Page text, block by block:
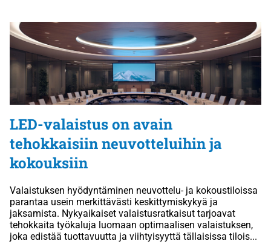
LED-valaistus on avain
tehokkaisiin neuvotteluihin ja
kokouksiin
Valaistuksen hyödyntäminen neuvottelu- ja kokoustiloissa
parantaa usein merkittävästi keskittymiskykyä ja
jaksamista. Nykyaikaiset valaistusratkaisut tarjoavat
tehokkaita työkaluja luomaan optimaalisen valaistuksen,
joka edistää tuottavuutta ja viihtyisyyttä tällaisissa tilois...